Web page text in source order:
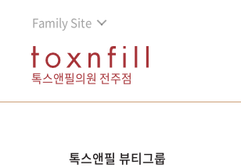
Family Site
톡스앤필의원 전주점
톡스앤필 뷰티그룹